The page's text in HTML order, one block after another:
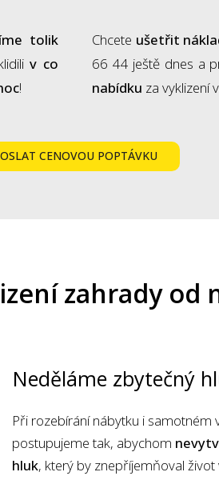
tolik
v co
!
Chcete ušetřit
66 44 ještě dnes a
nabídku za vyklizení
CENOVOU POPTÁVKU
zahrady od
Neděláme zbytečný
Při rozebírání nábytku i samotném
postupujeme tak, abychom
hluk, který by znepříjemňoval život